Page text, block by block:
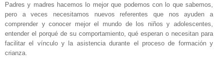
Padres y madres hacemos lo mejor que podemos con lo que sabemos,
pero a veces necesitamos nuevos referentes que nos ayuden a
comprender y conocer mejor el mundo de los niños y adolescentes,
entender el porqué de su comportamiento, qué esperan o necesitan para
facilitar el vínculo y la asistencia durante el proceso de formación y
crianza.